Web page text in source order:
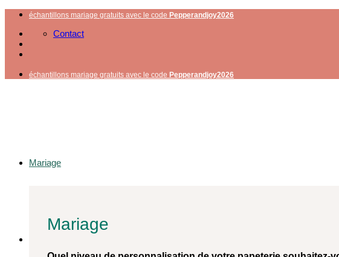
Passer
contenu
échantillons mariage gratuits avec le code Pepperandjoy2026
Contact
échantillons mariage gratuits avec le code Pepperandjoy2026
Mariage
Mariage